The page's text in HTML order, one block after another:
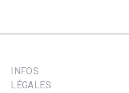
INFOS
LÉGALES